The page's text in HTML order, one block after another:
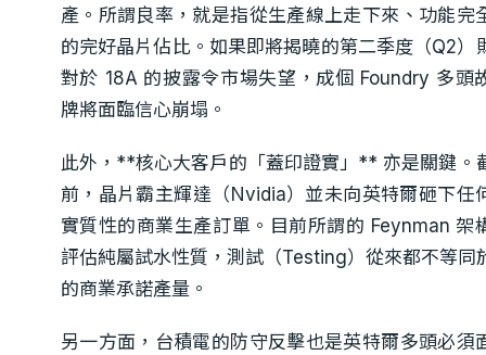
產。所謂良率，就是指從生產線上走下來、功能完
的完好晶片佔比。如果即將揭曉的第二季度（Q2）
對於 18A 的披露令市場失望，成個 Foundry 多頭
牌將面臨信心崩塌。
此外，**核心大客戶的「蓋印證實」** 亦是關鍵。
前，晶片霸主輝達（Nvidia）並未向英特爾砸下任
實質性的商業生產訂單。目前所謂的 Feynman 架
評估純屬試水性質，測試（Testing）從來都不等同
的商業承諾產量。
另一方面，台積電的防守反擊也是英特爾多頭必須